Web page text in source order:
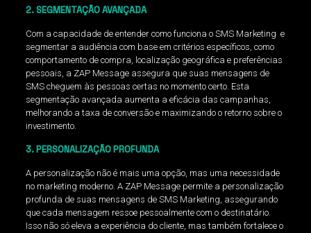
2. SEGMENTAÇÃO AVANÇADA
Com a capacidade de entender como funciona o SMS Marketing e
segmentar a audiência com base em critérios específicos, como
comportamento de compra, localização geográfica e preferências
pessoais, a ZAP Message assegura que suas mensagens de
SMS cheguem às pessoas certas no momento certo. Esta
segmentação avançada aumenta a eficácia das campanhas,
melhorando a taxa de conversão e maximizando o retorno sobre o
investimento.
3. PERSONALIZAÇÃO PROFUNDA
A personalização não é mais uma opção, mas uma necessidade
no marketing moderno. A ZAP Message permite a personalização
profunda de suas mensagens de SMS Marketing, assegurando
que cada mensagem ressoe pessoalmente com o destinatário.
Isso não só eleva a experiência do cliente, mas também fortalece o